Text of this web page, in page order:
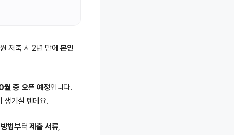
저축 시 2년 만에 본인
월 중 오픈 예정입니다.
생기실 텐데요.
법부터제출 서류,